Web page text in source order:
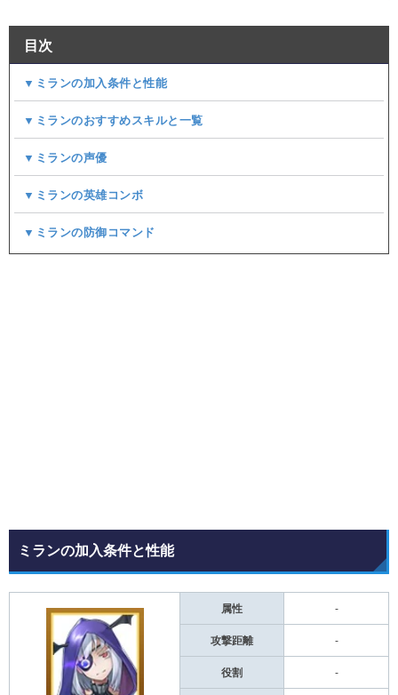
目次
▼ミランの加入条件と性能
▼ミランのおすすめスキルと一覧
▼ミランの声優
▼ミランの英雄コンボ
▼ミランの防御コマンド
ミランの加入条件と性能
属性 -
攻撃距離 -
役割 -